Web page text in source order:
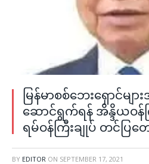
မြန်မာစစ်ဘေးရှောင်မျ
ဆောင်ရွက်ရန် အိန္ဒိယဝန်
ရမ်ဝန်ကြီးချုပ် တင်ပြတ
BY EDITOR ON SEPTEMBER 17, 2021